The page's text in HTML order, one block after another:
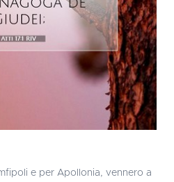
e per Apollonia, vennero a